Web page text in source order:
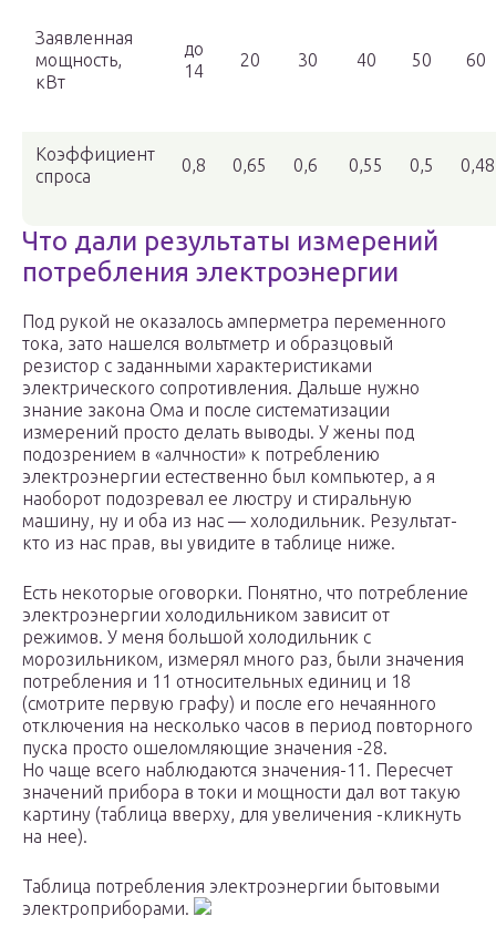
Заявленная
мощность,
кВт
до
14
20 30 40 50 60
Коэффициент
спроса
0,8 0,65 0,6 0,55 0,5 0,48
Что дали результаты измерений
потребления электроэнергии
Под рукой не оказалось амперметра переменного
тока, зато нашелся вольтметр и образцовый
резистор с заданными характеристиками
электрического сопротивления. Дальше нужно
знание закона Ома и после систематизации
измерений просто делать выводы. У жены под
подозрением в «алчности» к потреблению
электроэнергии естественно был компьютер, а я
наоборот подозревал ее люстру и стиральную
машину, ну и оба из нас — холодильник. Результат-
кто из нас прав, вы увидите в таблице ниже.
Есть некоторые оговорки. Понятно, что потребление
электроэнергии холодильником зависит от
режимов. У меня большой холодильник с
морозильником, измерял много раз, были значения
потребления и 11 относительных единиц и 18
(смотрите первую графу) и после его нечаянного
отключения на несколько часов в период повторного
пуска просто ошеломляющие значения -28.
Но чаще всего наблюдаются значения-11. Пересчет
значений прибора в токи и мощности дал вот такую
картину (таблица вверху, для увеличения -кликнуть
на нее).
Таблица потребления электроэнергии бытовыми
электроприборами.